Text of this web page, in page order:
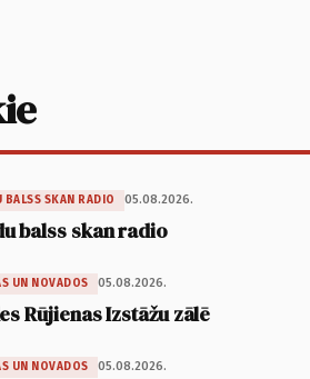
BALSS SKAN RADIO 05.08.2026.
balss skan radio
UN NOVADOS 05.08.2026.
Rūjienas Izstāžu zālē
UN NOVADOS 05.08.2026.